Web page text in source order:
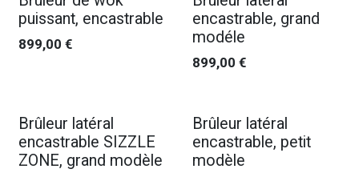
puissant, encastrable
899,00 €
encastrable, grand
modéle
899,00 €
Brûleur latéral
encastrable SIZZLE
ZONE, grand modèle
Brûleur latéral
encastrable, petit
modèle